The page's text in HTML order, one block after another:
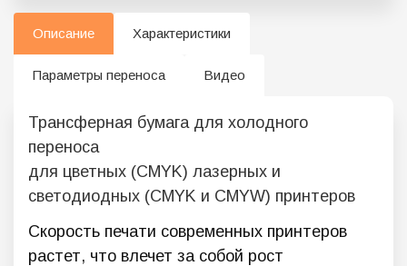
Описание Характеристики
Параметры переноса Видео
Трансферная бумага для холодного
переноса
для цветных (CMYK) лазерных и
светодиодных (CMYK и CMYW) принтеров
Скорость печати современных принтеров
растет, что влечет за собой рост